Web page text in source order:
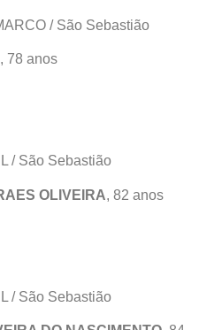
/ São Sebastião
, 78 anos
/ São Sebastião
OLIVEIRA, 82 anos
/ São Sebastião